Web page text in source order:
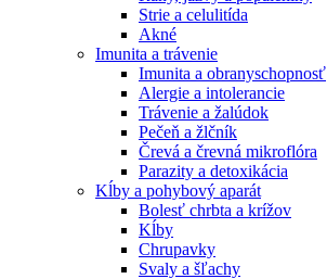
Strie a celulitída
Akné
Imunita a trávenie
Imunita a obranyschopnosť
Alergie a intolerancie
Trávenie a žalúdok
Pečeň a žlčník
Črevá a črevná mikroflóra
Parazity a detoxikácia
Kĺby a pohybový aparát
Bolesť chrbta a krížov
Kĺby
Chrupavky
Svaly a šľachy